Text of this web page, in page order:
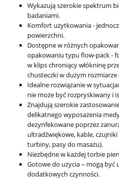
Wykazują szerokie spektrum
badaniami.
Komfort użytkowania -
powierzchni.
Dostępne w różnych
opakowaniu typu flow-pack -
w klips chroniący włókninę
chusteczki w dużym
Idealne rozwiązanie w
nie może być rozpryskiwany i
Znajdują szerokie
delikatnego wyposażenia
dezynfekowane poprzez
ultradźwiękowe, kable,
turbiny, pasy do masażu).
Niezbędne w każdej torbie
Gotowe do użycia – mogą być
dodatkowych czynności.